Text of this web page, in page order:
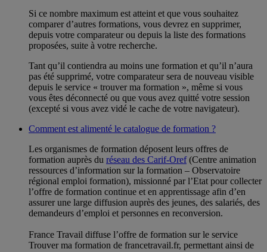
Si ce nombre maximum est atteint et que vous souhaitez
comparer d’autres formations, vous devrez en supprimer,
depuis votre comparateur ou depuis la liste des formations
proposées, suite à votre recherche.
Tant qu’il contiendra au moins une formation et qu’il n’aura
pas été supprimé, votre comparateur sera de nouveau visible
depuis le service « trouver ma formation », même si vous
vous êtes déconnecté ou que vous avez quitté votre session
(excepté si vous avez vidé le cache de votre navigateur).
Comment est alimenté le catalogue de formation ?
Les organismes de formation déposent leurs offres de
formation auprès du réseau des Carif-Oref(Centre animation
ressources d’information sur la formation – Observatoire
régional emploi formation), missionné par l’Etat pour collecter
l’offre de formation continue et en apprentissage afin d’en
assurer une large diffusion auprès des jeunes, des salariés, des
demandeurs d’emploi et personnes en reconversion.
France Travail diffuse l’offre de formation sur le service
Trouver ma formation de francetravail.fr, permettant ainsi de